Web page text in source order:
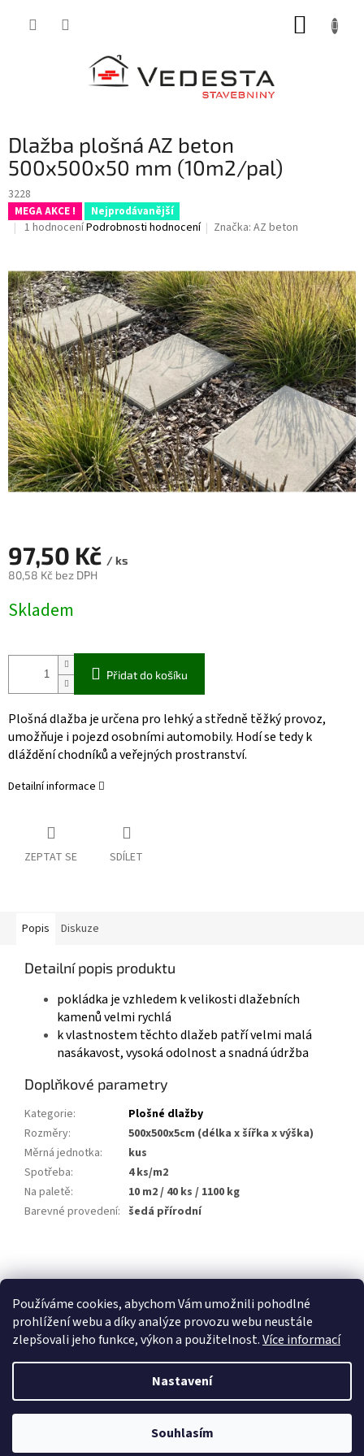
Používáme cookies, abychom Vám umožnili pohodlné
prohlížení webu a díky analýze provozu webu neustále
zlepšovali jeho funkce, výkon a použitelnost.Více informací
Nastavení
Souhlasím
Dlažba plošná AZ beton
500x500x50 mm (10m2/pal)
3228
MEGA AKCE ! Nejprodávanější
Průměrné
je
5,0
z
5
hvězdiček.
1 hodnoceníPodrobnosti hodnocení Značka:AZ beton
97,50 Kč / ks
80,58 Kč bez DPH
cena:
Skladem
Přidat do košíku
Plošnádlažba jeurčena pro lehkýastředně těžkýprovoz,
umožňuje ipojezdosobnímiautomobily. Hodíse tedyk
dlážděníchodníkůaveřejných prostranství.
Detailní informace
ZEPTAT SE SDÍLET
Popis Diskuze
Detailní popis produktu
pokládka jevzhledem kvelikostidlažebních
kamenůvelmirychlá
kvlastnostem těchtodlažeb patřívelmimalá
nasákavost, vysoká odolnost a snadná údržba
Doplňkové parametry
Kategorie:
Plošné dlažby
Rozměry:
500x500x5cm (délka x šířka x výška)
Měrná jednotka:
kus
Spotřeba:
4 ks/m2
Na paletě:
10 m2 / 40 ks / 1100 kg
Barevné provedení: šedá přírodní
á
Vytvořil Shoptet
Stavebniny Vedesta. Všechna práva vyhrazena.